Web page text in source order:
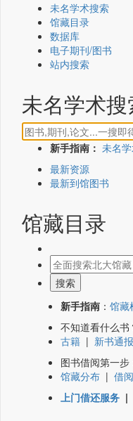
未名学术搜索
馆藏目录
数据库
电子期刊/图书
站内搜索
未名学术搜
新手指南： 未名
最新资源
最新到馆图书
馆藏目录
新手指南 ： 馆藏
不知道看什么书
古籍 | 新书通报
图书借阅第一步
馆藏分布 | 借
上门借还服务 |